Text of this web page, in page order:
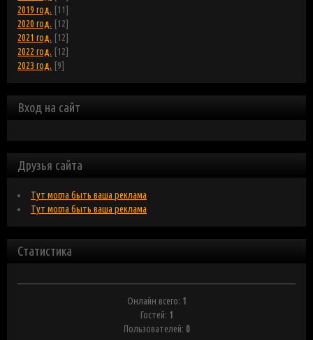
2019 год. [11]
2020 год. [12]
2021 год. [12]
2022 год. [12]
2023 год. [9]
Вход на сайт
Друзья сайта
Тут могла быть ваша реклама
Тут могла быть ваша реклама
Статистика
Онлайн всего: 1
Гостей: 1
Пользователей: 0